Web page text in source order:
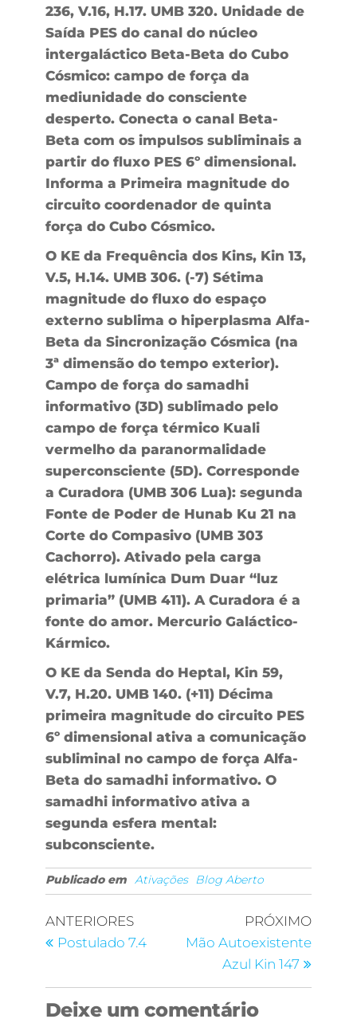
236, V.16, H.17. UMB 320. Unidade de
Saída PES do canal do núcleo
intergaláctico Beta-Beta do Cubo
Cósmico: campo de força da
mediunidade do consciente
desperto. Conecta o canal Beta-
Beta com os impulsos subliminais a
partir do fluxo PES 6º dimensional.
Informa a Primeira magnitude do
circuito coordenador de quinta
força do Cubo Cósmico.
O KE da Frequência dos Kins, Kin 13,
V.5, H.14. UMB 306. (-7) Sétima
magnitude do fluxo do espaço
externo sublima o hiperplasma Alfa-
Beta da Sincronização Cósmica (na
3ª dimensão do tempo exterior).
Campo de força do samadhi
informativo (3D) sublimado pelo
campo de força térmico Kuali
vermelho da paranormalidade
superconsciente (5D). Corresponde
a Curadora (UMB 306 Lua): segunda
Fonte de Poder de Hunab Ku 21 na
Corte do Compasivo (UMB 303
Cachorro). Ativado pela carga
elétrica lumínica Dum Duar “luz
primaria” (UMB 411). A Curadora é a
fonte do amor. Mercurio Galáctico-
Kármico.
O KE da Senda do Heptal, Kin 59,
V.7, H.20. UMB 140. (+11) Décima
primeira magnitude do circuito PES
6º dimensional ativa a comunicação
subliminal no campo de força Alfa-
Beta do samadhi informativo. O
samadhi informativo ativa a
segunda esfera mental:
subconsciente.
Publicado em Ativações Blog Aberto
ANTERIORES
Postulado 7.4
PRÓXIMO
Mão Autoexistente
Azul Kin 147
Deixe um comentário